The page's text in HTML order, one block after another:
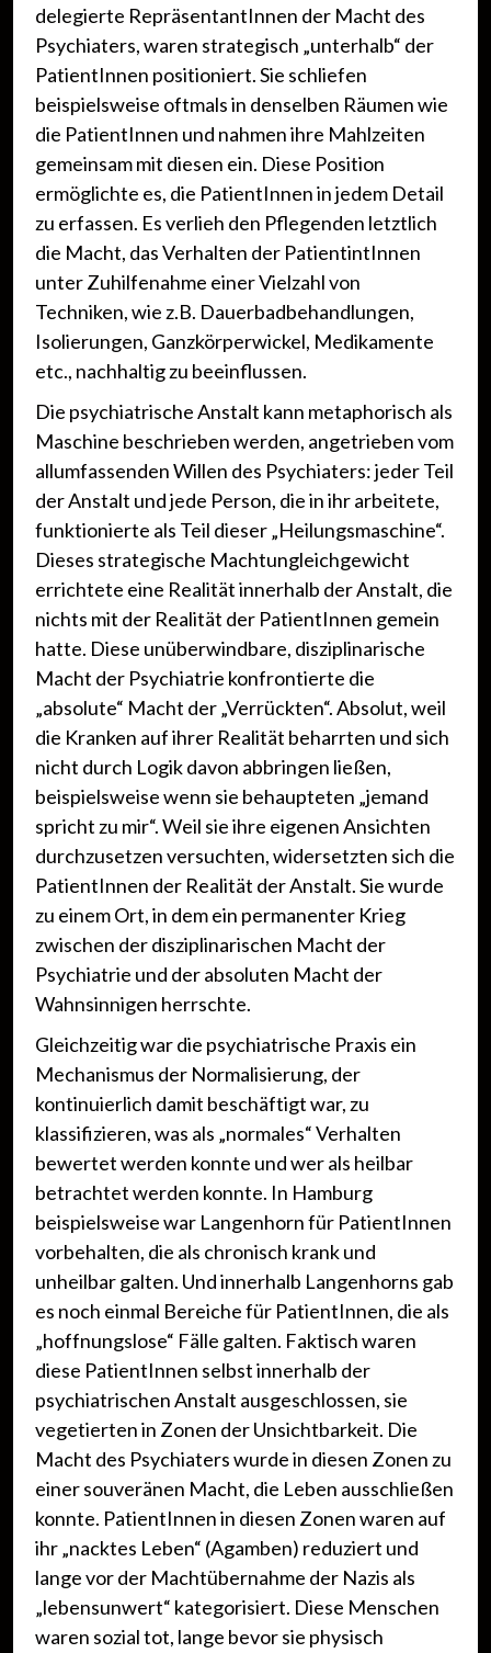
delegierte RepräsentantInnen der Macht des
Psychiaters, waren strategisch „unterhalb“ der
PatientInnen positioniert. Sie schliefen
beispielsweise oftmals in denselben Räumen wie
die PatientInnen und nahmen ihre Mahlzeiten
gemeinsam mit diesen ein. Diese Position
ermöglichte es, die PatientInnen in jedem Detail
zu erfassen. Es verlieh den Pflegenden letztlich
die Macht, das Verhalten der PatientintInnen
unter Zuhilfenahme einer Vielzahl von
Techniken, wie z.B. Dauerbadbehandlungen,
Isolierungen, Ganzkörperwickel, Medikamente
etc., nachhaltig zu beeinflussen.
Die psychiatrische Anstalt kann metaphorisch als
Maschine beschrieben werden, angetrieben vom
allumfassenden Willen des Psychiaters: jeder Teil
der Anstalt und jede Person, die in ihr arbeitete,
funktionierte als Teil dieser „Heilungsmaschine“.
Dieses strategische Machtungleichgewicht
errichtete eine Realität innerhalb der Anstalt, die
nichts mit der Realität der PatientInnen gemein
hatte. Diese unüberwindbare, disziplinarische
Macht der Psychiatrie konfrontierte die
„absolute“ Macht der „Verrückten“. Absolut, weil
die Kranken auf ihrer Realität beharrten und sich
nicht durch Logik davon abbringen ließen,
beispielsweise wenn sie behaupteten „jemand
spricht zu mir“. Weil sie ihre eigenen Ansichten
durchzusetzen versuchten, widersetzten sich die
PatientInnen der Realität der Anstalt. Sie wurde
zu einem Ort, in dem ein permanenter Krieg
zwischen der disziplinarischen Macht der
Psychiatrie und der absoluten Macht der
Wahnsinnigen herrschte.
Gleichzeitig war die psychiatrische Praxis ein
Mechanismus der Normalisierung, der
kontinuierlich damit beschäftigt war, zu
klassifizieren, was als „normales“ Verhalten
bewertet werden konnte und wer als heilbar
betrachtet werden konnte. In Hamburg
beispielsweise war Langenhorn für PatientInnen
vorbehalten, die als chronisch krank und
unheilbar galten. Und innerhalb Langenhorns gab
es noch einmal Bereiche für PatientInnen, die als
„hoffnungslose“ Fälle galten. Faktisch waren
diese PatientInnen selbst innerhalb der
psychiatrischen Anstalt ausgeschlossen, sie
vegetierten in Zonen der Unsichtbarkeit. Die
Macht des Psychiaters wurde in diesen Zonen zu
einer souveränen Macht, die Leben ausschließen
konnte. PatientInnen in diesen Zonen waren auf
ihr „nacktes Leben“ (Agamben) reduziert und
lange vor der Machtübernahme der Nazis als
„lebensunwert“ kategorisiert. Diese Menschen
waren sozial tot, lange bevor sie physisch